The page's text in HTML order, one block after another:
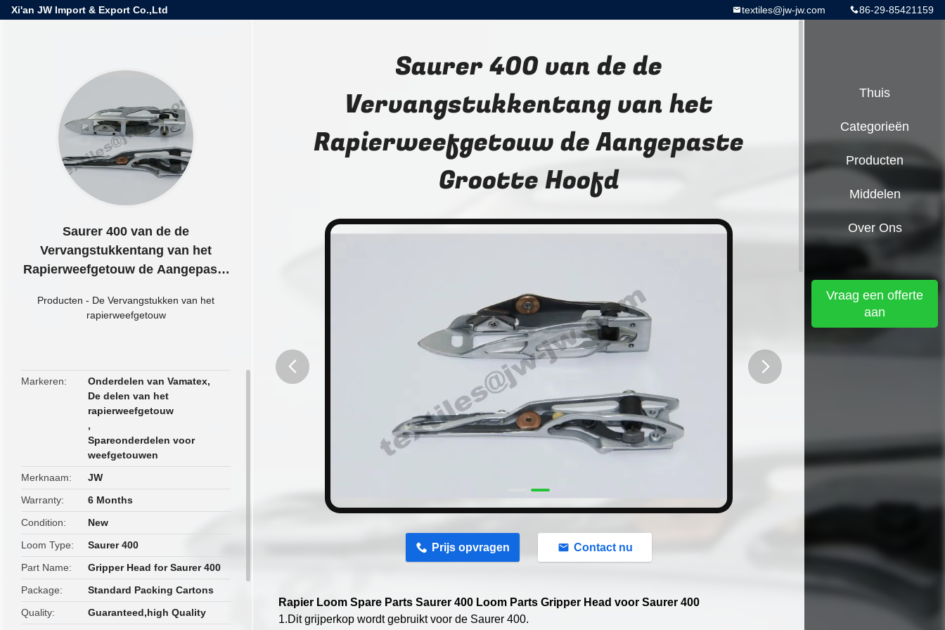
Xi'an JW Import & Export Co.,Ltd 86-29-85421159
textiles@jw-jw.com
Saurer 400 van de de
Vervangstukkentang van het
Rapierweefgetouw de Aangepaste
Producten - De Vervangstukken van het
rapierweefgetouw
Markeren Onderdelen van Vamatex,
De delen van het
rapierweefgetouw
,
Spareonderdelen voor
weefgetouwen
Merknaam
JW
Warranty
6 Months
Condition
New
Loom Type
Saurer 400
Part Name
Gripper Head for Saurer 400
Package
Standard Packing Cartons
Quality
Guaranteed,high Quality
Saurer 400 van de de
Vervangstukkentang van het
Rapierweefgetouw de Aangepaste
Grootte Hoofd
Prijs opvragen Contact nu
Rapier Loom Spare Parts Saurer 400 Loom Parts Gripper Head voor Saurer 400
1.Dit grijperkop wordt gebruikt voor de Saurer 400.
Thuis
Categorieën
Producten
Middelen
Over Ons
Vraag een offerte
aan